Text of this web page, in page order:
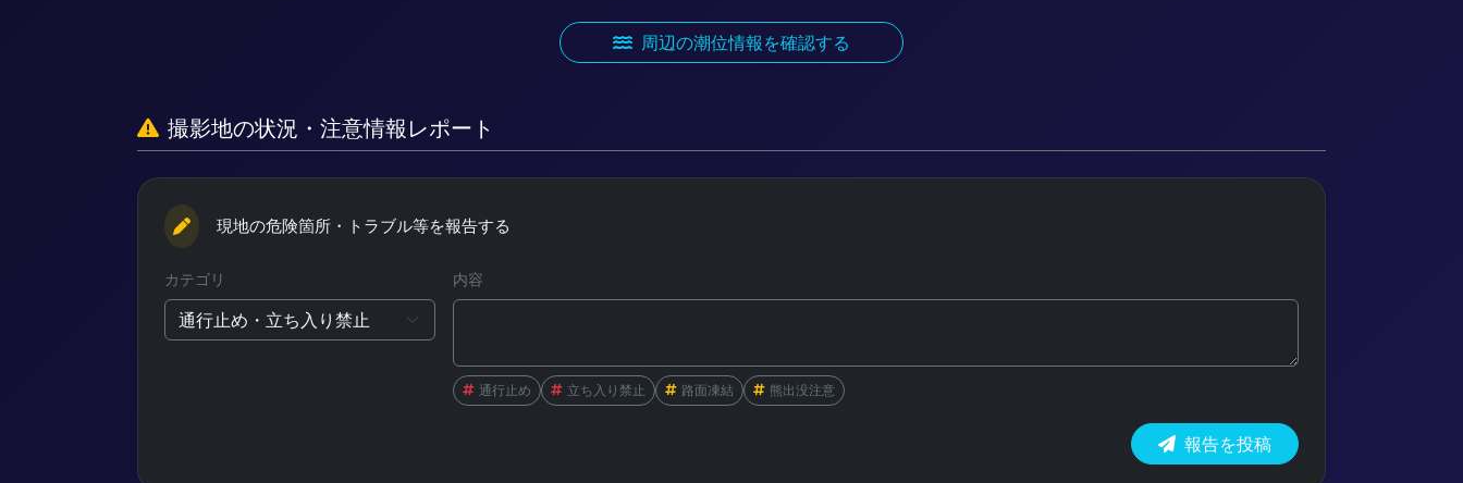
周辺の潮位情報を確認する
撮影地の状況・ 注意情報レポート
現地の危険箇所・トラブル等を報告する
カテゴリ 内容
通行止め 立ち入り禁止 路面凍結 熊出没注意
報告を投稿